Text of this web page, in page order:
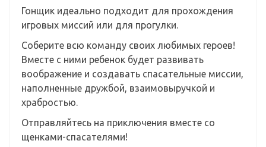
Гонщик идеально подходит для прохождения
игровых миссий или для прогулки.
Соберите всю команду своих любимых героев!
Вместе с ними ребенок будет развивать
воображение и создавать спасательные миссии,
наполненные дружбой, взаимовыручкой и
храбростью.
Отправляйтесь на приключения вместе со
щенками-спасателями!